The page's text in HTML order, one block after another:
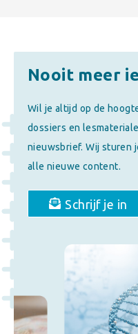
Nooit meer
Wil je altijd op de
dossiers en
nieuwsbrief. Wij sturen
alle nieuwe content.
Schrijf je in